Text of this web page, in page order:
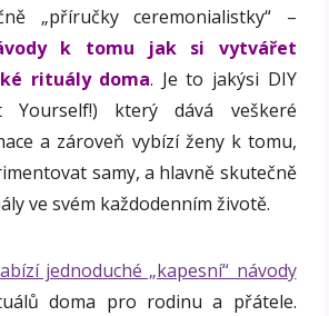
„příručky ceremonialistky“ –
k tomu jak si vytvářet
rituály doma. Je to jakýsi DIY
který dává veškeré
a zároveň vybízí ženy k tomu,
samy, a hlavně skutečně
ve svém každodenním životě.
jednoduché „kapesní“ návody
doma pro rodinu a přátele.